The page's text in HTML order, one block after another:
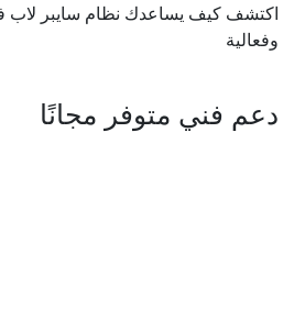
اكتشف كيف يساعدك نظام سايبر لاب في
وفعالية
دعم فني متوفر مجانًا